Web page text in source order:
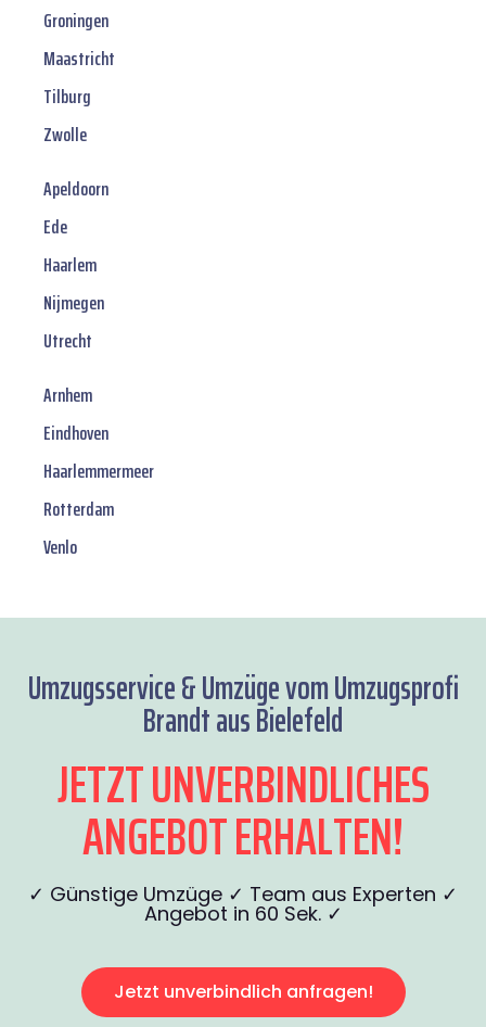
Groningen
Maastricht
Tilburg
Zwolle
Apeldoorn
Ede
Haarlem
Nijmegen
Utrecht
Arnhem
Eindhoven
Haarlemmermeer
Rotterdam
Venlo
Umzugsservice & Umzüge vom Umzugsprofi
Brandt aus Bielefeld
JETZT UNVERBINDLICHES
ANGEBOT ERHALTEN!
✓ Günstige Umzüge ✓ Team aus Experten ✓
Angebot in 60 Sek. ✓
Jetzt unverbindlich anfragen!